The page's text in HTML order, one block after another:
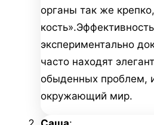
органы так же
экспериментально
часто находят
обыденных проблем,
окружающий мир.